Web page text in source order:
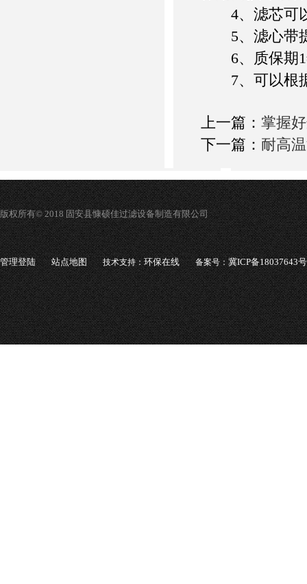
4、滤芯可以
5、滤心带提
6、质保期1
7、可以根据
上一篇： 掌握
下一篇： 耐高
版权所有© 2018 固安县慷硕佳过滤设备制造有限公司
管理登陆 站点地图 技术支持：环保在线 备案号：冀ICP备18037643